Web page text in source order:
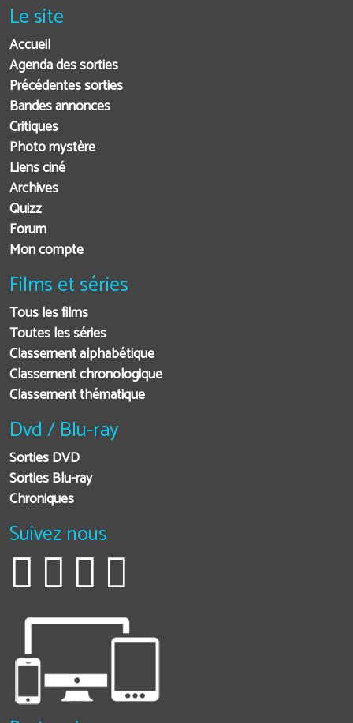
Le site
Accueil
Agenda des sorties
Précédentes sorties
Bandes annonces
Critiques
Photo mystère
Liens ciné
Archives
Quizz
Forum
Mon compte
Films et séries
Tous les films
Toutes les séries
Classement alphabétique
Classement chronologique
Classement thématique
Dvd / Blu-ray
Sorties DVD
Sorties Blu-ray
Chroniques
Suivez nous